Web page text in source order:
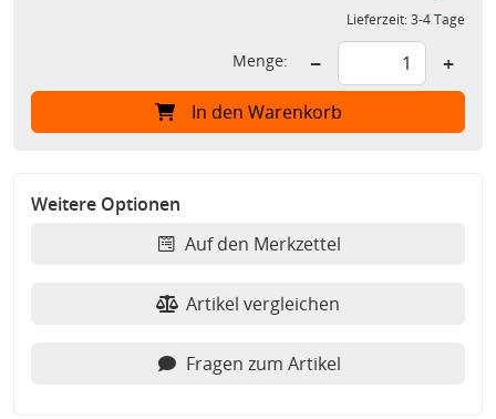
Lieferzeit:3-4 Tage
Menge: − +
In den Warenkorb
Weitere Optionen
Auf den Merkzettel
Artikel vergleichen
Fragen zum Artikel